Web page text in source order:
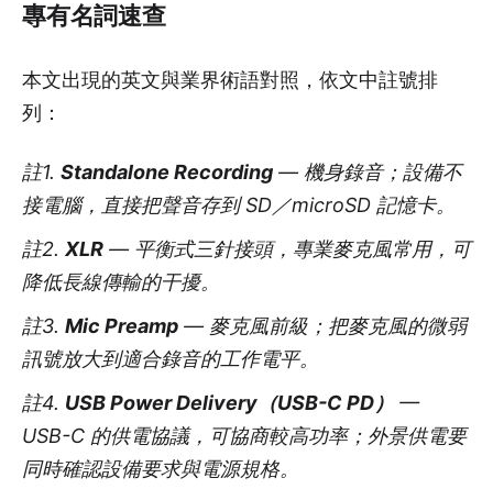
專有名詞速查
本文出現的英文與業界術語對照，依文中註號排
列：
註1. Standalone Recording — 機身錄音；設備不
接電腦，直接把聲音存到 SD／microSD 記憶卡。
註2. XLR — 平衡式三針接頭，專業麥克風常用，可
降低長線傳輸的干擾。
註3. Mic Preamp — 麥克風前級；把麥克風的微弱
訊號放大到適合錄音的工作電平。
註4. USB Power Delivery（USB-C PD）
—
USB-C 的供電協議，可協商較高功率；外景供電要
同時確認設備要求與電源規格。